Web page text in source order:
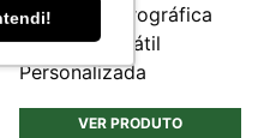
Caneta Esferográfica
Plástica Retrátil
Personalizada
VER PRODUTO